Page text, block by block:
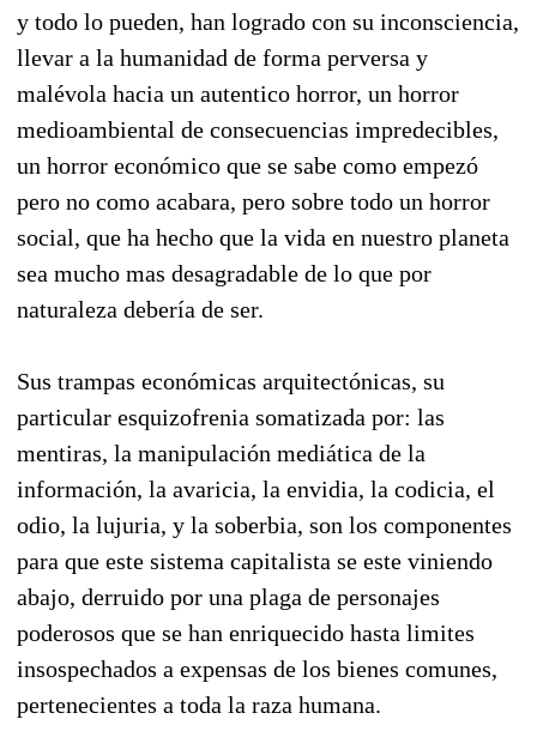
y todo lo pueden, han logrado con su inconsciencia,
llevar a la humanidad de forma perversa y
malévola hacia un autentico horror, un horror
medioambiental de consecuencias impredecibles,
un horror económico que se sabe como empezó
pero no como acabara, pero sobre todo un horror
social, que ha hecho que la vida en nuestro planeta
sea mucho mas desagradable de lo que por
naturaleza debería de ser.
Sus trampas económicas arquitectónicas, su
particular esquizofrenia somatizada por: las
mentiras, la manipulación mediática de la
información, la avaricia, la envidia, la codicia, el
odio, la lujuria, y la soberbia, son los componentes
para que este sistema capitalista se este viniendo
abajo, derruido por una plaga de personajes
poderosos que se han enriquecido hasta limites
insospechados a expensas de los bienes comunes,
pertenecientes a toda la raza humana.